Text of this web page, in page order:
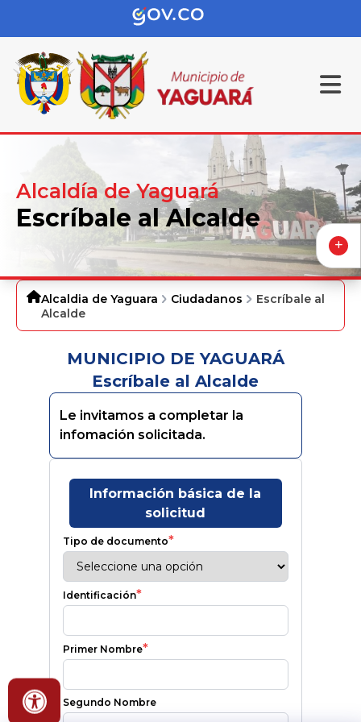
Alcaldía de Yaguará
Escríbale al Alcalde
Alcaldia de Yaguara Ciudadanos
Escríbale al
Alcalde